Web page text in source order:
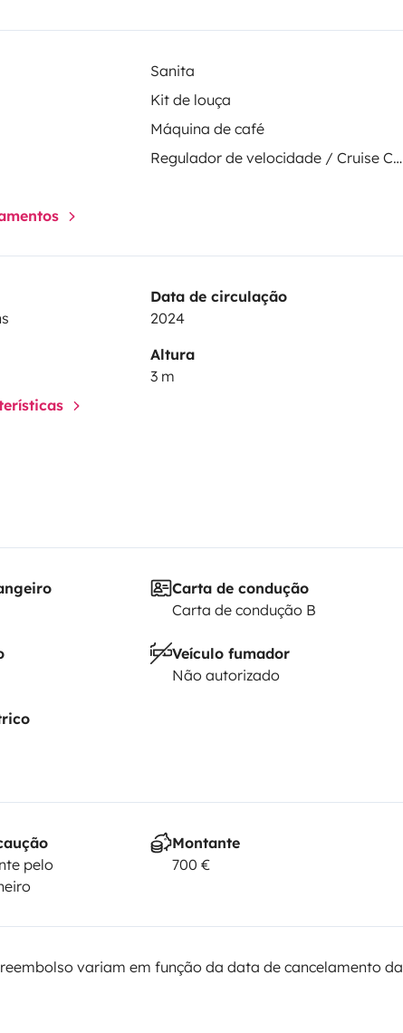
Sanita
Kit de louça
Máquina de café
Regulador de velocidade / Cruise Control
Data de circulação
2024
Altura
3 m
Carta de condução
Carta de condução B
Veículo fumador
Não autorizado
pelo
Montante
700 €
variam em função da data de cancelamento da